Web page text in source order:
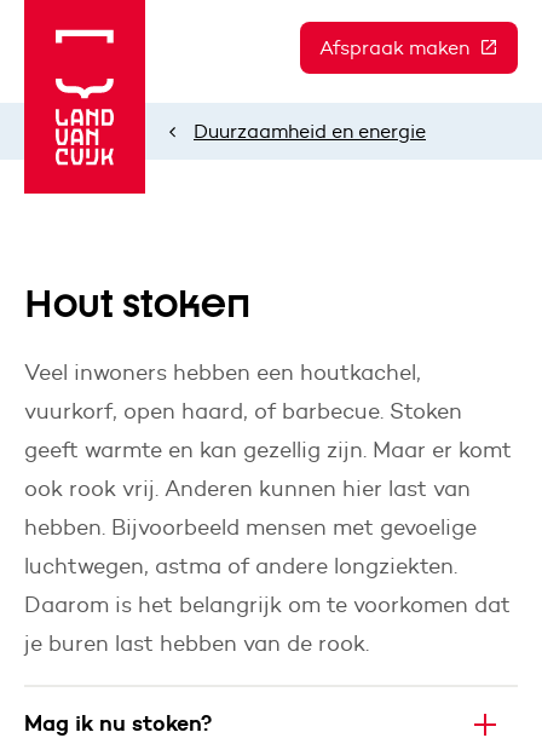
Afspraak maken (Deze
HomeDuurzaamheid en energie
Hout stoken
Veel inwoners hebben een houtkachel,
vuurkorf, open haard, of barbecue. Stoken
geeft warmte en kan gezellig zijn. Maar er komt
ook rook vrij. Anderen kunnen hier last van
hebben. Bijvoorbeeld mensen met gevoelige
luchtwegen, astma of andere longziekten.
Daarom is het belangrijk om te voorkomen dat
je buren last hebben van de rook.
Mag ik nu stoken?